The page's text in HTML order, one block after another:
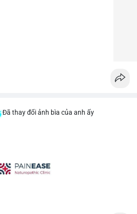
Đã thay đổi ảnh bìa của anh ấy